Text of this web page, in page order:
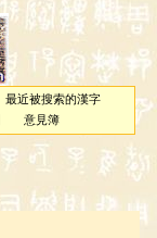
最近被搜索的漢字
意見簿